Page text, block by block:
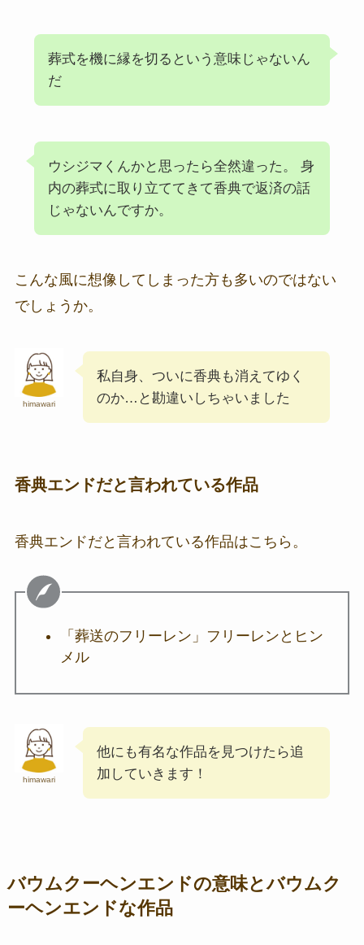
葬式を機に縁を切るという意味じゃないん
だ
ウシジマくんかと思ったら全然違った。 身
内の葬式に取り立ててきて香典で返済の話
じゃないんですか。
こんな風に想像してしまった方も多いのではない
でしょうか。
himawari
私自身、ついに香典も消えてゆく
のか…と勘違いしちゃいました
香典エンドだと言われている作品
香典エンドだと言われている作品はこちら。
「葬送のフリーレン」フリーレンとヒン
メル
himawari
他にも有名な作品を見つけたら追
加していきます！
バウムクーヘンエンドの意味とバウムク
ーヘンエンドな作品